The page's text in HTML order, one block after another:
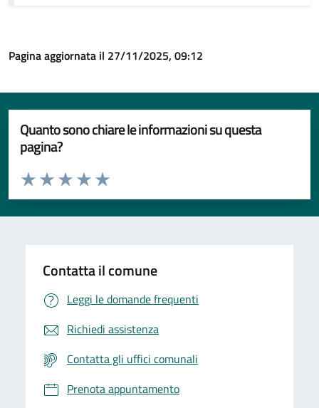
Pagina aggiornata il 27/11/2025, 09:12
Quanto sono chiare le informazioni su questa
pagina?
Valuta da 1 a 5 stelle la pagina
Valuta 5 stelle su 5
Valuta 4 stelle su 5
Valuta 3 stelle su 5
Valuta 2 stelle su 5
Valuta 1 stelle su 5
Contatta il comune
Leggi le domande frequenti
Richiedi assistenza
Contatta gli uffici comunali
Prenota appuntamento